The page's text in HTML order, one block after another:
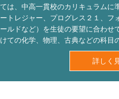
ては、中高一貫校のカリキュラムに
ートレジャー、プログレス２１、フ
ールドなど）を生徒の要望に合わせ
けての化学、物理、古典などの科目
詳しく